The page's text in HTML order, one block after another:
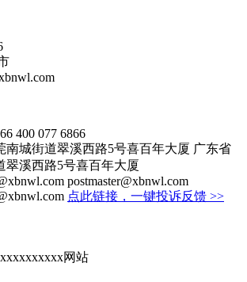
400 077 6866
广东省
翠溪西路5号喜百年大厦
postmaster@xbnwl.com
点此链接，一键投诉反馈 >>
网站